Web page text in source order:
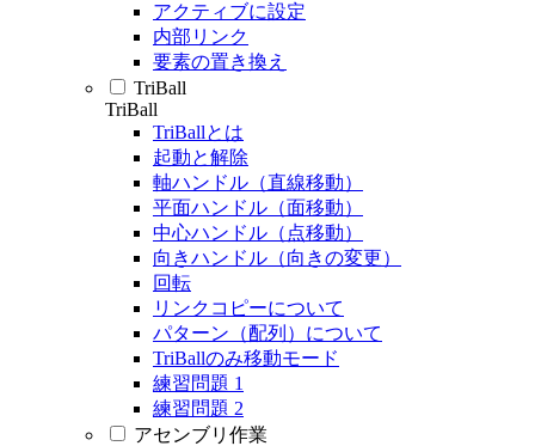
アクティブに設定
内部リンク
要素の置き換え
TriBall
TriBall
TriBallとは
起動と解除
軸ハンドル（直線移動）
平面ハンドル（面移動）
中心ハンドル（点移動）
向きハンドル（向きの変更）
回転
リンクコピーについて
パターン（配列）について
TriBallのみ移動モード
練習問題 1
練習問題 2
アセンブリ作業